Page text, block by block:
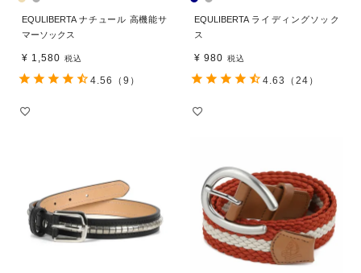
EQULIBERTA ナチュール 高機能サ
マーソックス
¥ 1,580 税込
4.56 （9）
EQULIBERTA ライディングソック
ス
¥ 980 税込
4.63 （24）